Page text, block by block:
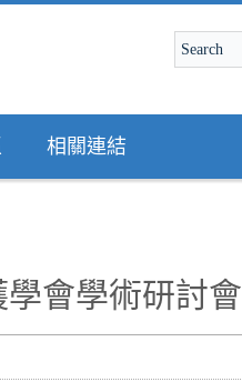
相關連結
會學術研討會